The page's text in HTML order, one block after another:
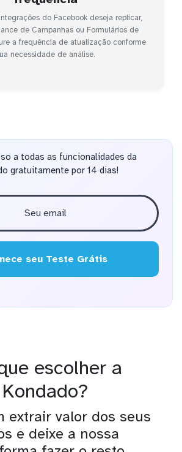
do Facebook deseja replicar,
de Campanhas ou Formulários de
a frequência de atualização conforme
necessidade de análise.
a todas as funcionalidades da
gratuitamente por 14 dias!
seu Teste Grátis
escolher a
Kondado?
extrair valor dos seus
e deixe a nossa